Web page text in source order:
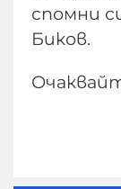
спомни
Биков.